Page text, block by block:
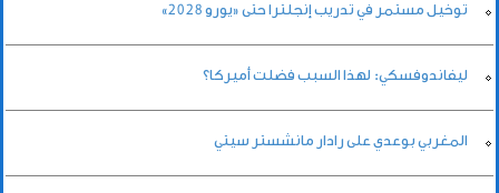
توخيل مستمر في تدريب إنجلترا حتى «يورو 2028»
ليفاندوفسكي: لهذا السبب فضلت أميركا؟
المغربي بوعدي على رادار مانشستر سيتي